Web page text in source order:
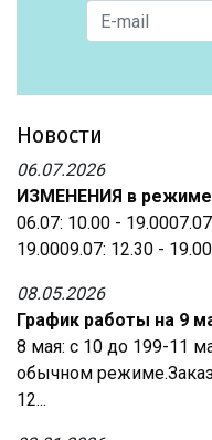
Новости
06.07.2026
ИЗМЕНЕНИЯ в
06.07: 10.00 -
19.0009.07: 12.30 -
08.05.2026
График работы на 9
8 мая: с 10 до 199-11
обычном
12...